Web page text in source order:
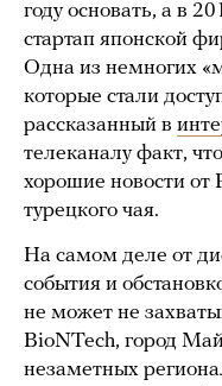
году основать, а в
стартап японской
Одна из немногих
которые стали
рассказанный в
телеканалу факт,
хорошие новости от
турецкого чая.
На самом деле от
события и
не может не
BioNTech, город
незаметных